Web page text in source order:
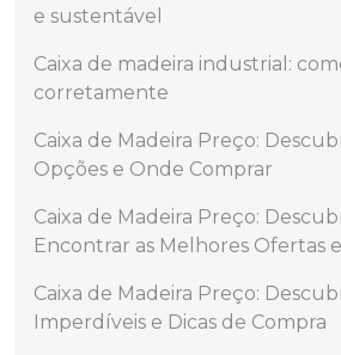
e sustentável
Caixa de madeira industrial:
corretamente
Caixa de Madeira Preço:
Opções e Onde Comprar
Caixa de Madeira Preço:
Encontrar as Melhores Ofertas
Caixa de Madeira Preço:
Imperdíveis e Dicas de Compra